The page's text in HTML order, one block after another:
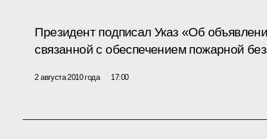
Президент подписал Указ «Об
связанной с обеспечением пожарной
2 августа 2010 года 17:00